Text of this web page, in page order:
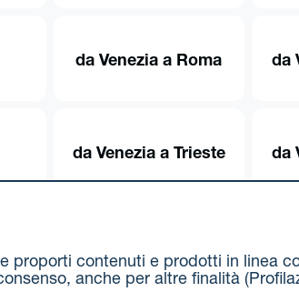
da Venezia a Roma da
da Venezia a Trieste da
proporti contenuti e prodotti in linea
anche per altre finalità